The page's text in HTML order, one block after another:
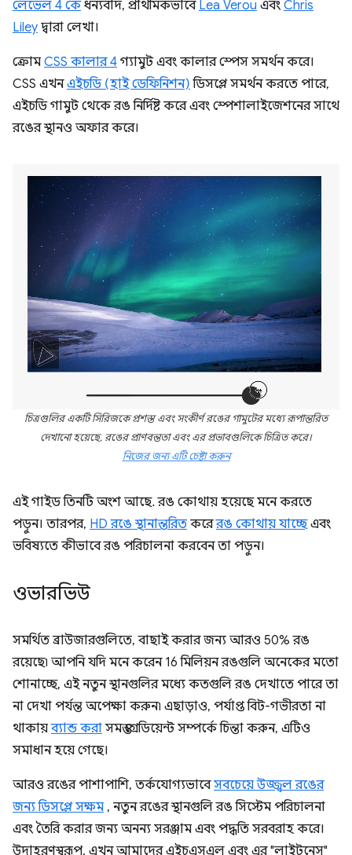
লেভেল 4 কেধন্যবাদ, প্রাথমিকভাবে Lea Verou এবং Chris
Liley দ্বারা লেখা।
ক্রোম CSS কালার 4 গ্যামুট এবং কালার স্পেস সমর্থন করে।
CSS এখনএইচডি (হাই ডেফিনিশন) ডিসপ্লে সমর্থন করতে পারে,
এইচডি গামুট থেকে রঙ নির্দিষ্ট করে এবং স্পেশালাইজেশনের সাথে
রঙের স্থানও অফার করে।
চিত্রগুলির একটি সিরিজকে প্রশস্ত এবং সংকীর্ণ রঙের গামুটের মধ্যে রূপান্তরিত
দেখানো হয়েছে, রঙের প্রাণবন্ততা এবং এর প্রভাবগুলিকে চিত্রিত করে।
নিজের জন্য এটি চেষ্টা করুন
এই গাইড তিনটি অংশ আছে. রঙ কোথায় হয়েছে মনে করতে
পড়ুন। তারপর, HD রঙে স্থানান্তরিত করেরঙ কোথায় যাচ্ছেএবং
ভবিষ্যতে কীভাবে রঙ পরিচালনা করবেন তা পড়ুন।
ওভারভিউ
সমর্থিত ব্রাউজারগুলিতে, বাছাই করার জন্য আরও 50% রঙ
রয়েছে৷ আপনি যদি মনে করেন 16 মিলিয়ন রঙগুলি অনেকের মতো
শোনাচ্ছে, এই নতুন স্থানগুলির মধ্যে কতগুলি রঙ দেখাতে পারে তা
না দেখা পর্যন্ত অপেক্ষা করুন৷ এছাড়াও, পর্যাপ্ত বিট-গভীরতা না
থাকায়ব্যান্ড করা সমস্ত গ্রেডিয়েন্ট সম্পর্কে চিন্তা করুন, এটিও
সমাধান হয়ে গেছে।
আরও রঙের পাশাপাশি, তর্কযোগ্যভাবেসবচেয়ে উজ্জ্বল রঙের
জন্য ডিসপ্লে সক্ষম , নতুন রঙের স্থানগুলি রঙ সিস্টেম পরিচালনা
এবং তৈরি করার জন্য অনন্য সরঞ্জাম এবং পদ্ধতি সরবরাহ করে।
উদাহরণস্বরূপ, এখন আমাদের এইচএসএল এবং এর "লাইটনেস"